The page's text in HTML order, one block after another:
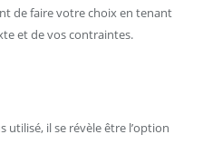
de faire votre choix en tenant
et de vos contraintes.
il se révèle être l’option